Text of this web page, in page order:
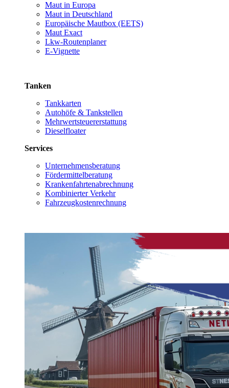
Maut in Europa
Maut in Deutschland
Europäische Mautbox (EETS)
Maut Exact
Lkw-Routenplaner
E-Vignette
Tanken
Tankkarten
Autohöfe & Tankstellen
Mehrwertsteuererstattung
Dieselfloater
Services
Unternehmensberatung
Fördermittelberatung
Krankenfahrtenabrechnung
Kombinierter Verkehr
Fahrzeugkostenrechnung